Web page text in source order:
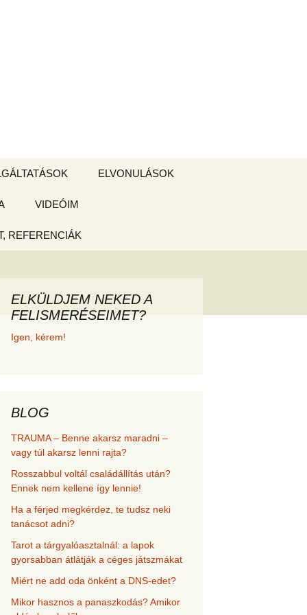
BOLT
ELVONULÁSOK
VIDEÓIM
REFERENCIÁK
az új
és
ELKÜLDJEM NEKED A
FELISMERÉSEIMET?
Igen, kérem!
BLOG
TRAUMA – Benne akarsz maradni –
vagy túl akarsz lenni rajta?
Rosszabbul voltál családállítás után?
Ennek nem kellene így lennie!
Ha a férjed megkérdez, te tudsz neki
tanácsot adni?
Tarot a tárgyalóasztalnál: a lapok
gyorsabban átlátják a céges játszmákat
Miért ne add oda önként a DNS-edet?
Mikor hasznos a panaszkodás? Amikor